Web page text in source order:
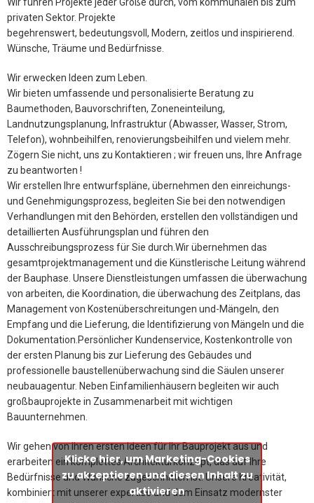
Klicke hier, um Marketing-Cookies
zu akzeptieren und diesen Inhalt zu
aktivieren
privaten Sektor. Projekte
begehrenswert, bedeutungsvoll, Modern, zeitlos und inspirierend.
Wünsche, Träume und Bedürfnisse.
Wir erwecken Ideen zum Leben.
Wir bieten umfassende und personalisierte Beratung zu
Baumethoden, Bauvorschriften, Zoneneinteilung,
Landnutzungsplanung, Infrastruktur (Abwasser, Wasser, Strom,
Telefon), wohnbeihilfen, renovierungsbeihilfen und vielem mehr.
Zögern Sie nicht, uns zu Kontaktieren ; wir freuen uns, Ihre Anfrage
zu beantworten !
Wir erstellen Ihre entwurfspläne, übernehmen den einreichungs-
und Genehmigungsprozess, begleiten Sie bei den notwendigen
Verhandlungen mit den Behörden, erstellen den vollständigen und
detaillierten Ausführungsplan und führen den
Ausschreibungsprozess für Sie durch.Wir übernehmen das
gesamtprojektmanagement und die Künstlerische Leitung während
der Bauphase. Unsere Dienstleistungen umfassen die überwachung
von arbeiten, die Koordination, die überwachung des Zeitplans, das
Management von Kostenüberschreitungen und-Mängeln, den
Empfang und die Lieferung, die Identifizierung von Mängeln und die
Dokumentation.Persönlicher Kundenservice, Kostenkontrolle von
der ersten Planung bis zur Lieferung des Gebäudes und
professionelle baustellenüberwachung sind die Säulen unserer
neubauagentur. Neben Einfamilienhäusern begleiten wir auch
großbauprojekte in Zusammenarbeit mit wichtigen
Bauunternehmen.
Wir gehen von Ihren ersten Ideen für Ihr Bauprojekt aus und
erarbeiten ein komplettes Architekturkonzept, das auf Ihre
Bedürfnisse und Wünsche zugeschnitten ist. Unsere Kreativität,
kombiniert mit unserer expertise und dem Einsatz modernster